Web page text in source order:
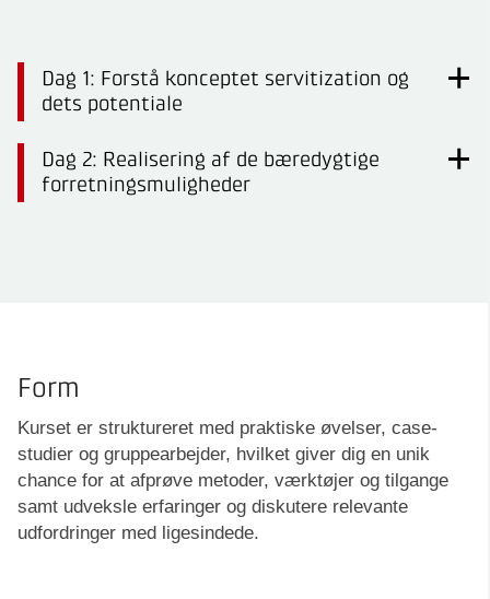
Dag 1: Forstå konceptet servitization og
dets potentiale
Dag 2: Realisering af de bæredygtige
forretningsmuligheder
Form
Kurset er struktureret med praktiske øvelser, case-
studier og gruppearbejder, hvilket giver dig en unik
chance for at afprøve metoder, værktøjer og tilgange
samt udveksle erfaringer og diskutere relevante
udfordringer med ligesindede.